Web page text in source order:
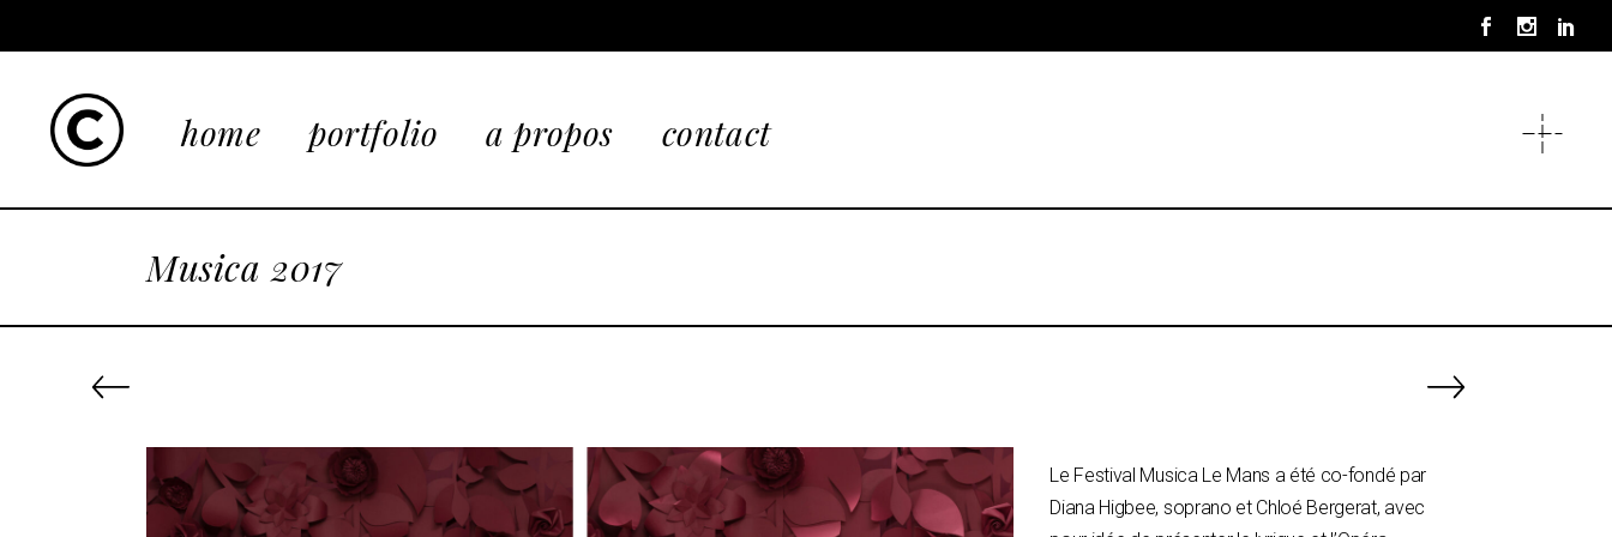
home portfolio a propos contact
Musica 2017
Le Festival Musica Le Mans a été co-fondé par
Diana Higbee, soprano et Chloé Bergerat, avec